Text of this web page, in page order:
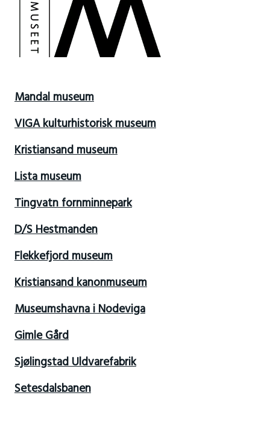
Mandal museum
VIGA kulturhistorisk museum
Kristiansand museum
Lista museum
Tingvatn fornminnepark
D/S Hestmanden
Flekkefjord museum
Kristiansand kanonmuseum
Museumshavna i Nodeviga
Gimle Gård
Sjølingstad Uldvarefabrik
Setesdalsbanen